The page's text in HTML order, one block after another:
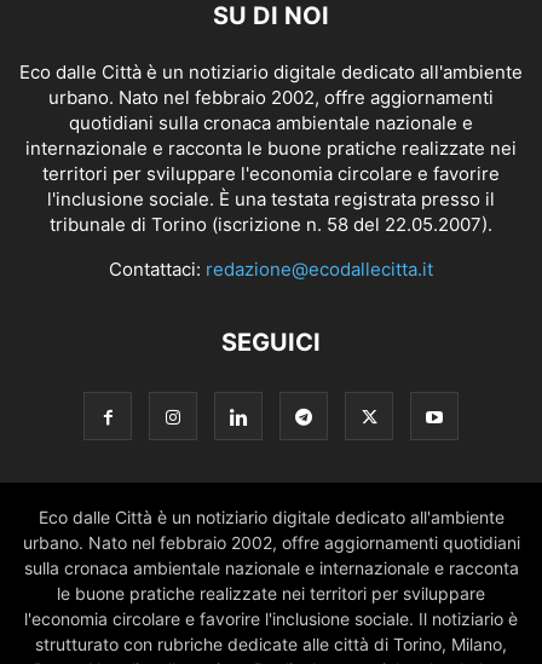
SU DI NOI
Eco dalle Città è un notiziario digitale dedicato all'ambiente
urbano. Nato nel febbraio 2002, offre aggiornamenti
quotidiani sulla cronaca ambientale nazionale e
internazionale e racconta le buone pratiche realizzate nei
territori per sviluppare l'economia circolare e favorire
l'inclusione sociale. È una testata registrata presso il
tribunale di Torino (iscrizione n. 58 del 22.05.2007).
Contattaci: redazione@ecodallecitta.it
SEGUICI
Eco dalle Città è un notiziario digitale dedicato all'ambiente
urbano. Nato nel febbraio 2002, offre aggiornamenti quotidiani
sulla cronaca ambientale nazionale e internazionale e racconta
le buone pratiche realizzate nei territori per sviluppare
l'economia circolare e favorire l'inclusione sociale. Il notiziario è
strutturato con rubriche dedicate alle città di Torino, Milano,